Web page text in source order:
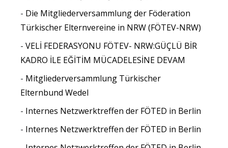
Die Mitgliederversammlung der Föderation
Türkischer Elternvereine in NRW (FÖTEV-NRW)
VELİ FEDERASYONU FÖTEV- NRW:GÜÇLÜ BİR
KADRO İLE EĞİTİM MÜCADELESİNE DEVAM
Mitgliederversammlung Türkischer
Elternbund Wedel
Internes Netzwerktreffen der FÖTED in Berlin
Internes Netzwerktreffen der FÖTED in Berlin